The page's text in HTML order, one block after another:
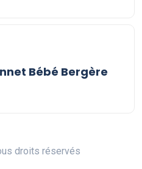
Bébé Bergère
droits réservés